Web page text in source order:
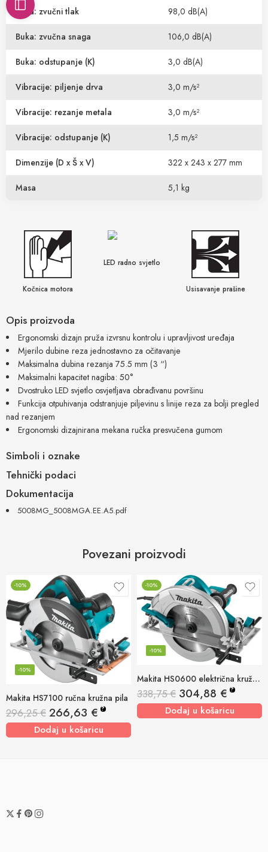
Opis proizvoda
Ergonomski dizajn pruža izvrsnu kontrolu i upravljivost uređaja
Mjerilo dubine reza jednostavno za očitavanje
Maksimalna dubina rezanja 75.5 mm (3 “)
Maksimalni kapacitet nagiba: 50°
Dvostruko LED svjetlo osvjetljava obrađivanu površinu
Funkcija otpuhivanja odstranjuje piljevinu s linije reza za bolji pregled
nad rezanjem
Ergonomski dizajnirana mekana ručka presvučena gumom
Simboli i oznake
Kočnica motora
LED radno svjetlo
Usisavanje prašine
Tehnički podaci
Buka: zvučni tlak 98,0 dB(A)
Buka: zvučna snaga 106,0 dB(A)
Buka: odstupanje (K) 3,0 dB(A)
Vibracije: piljenje drva 3,0 m/s²
Vibracije: rezanje metala 3,0 m/s²
Vibracije: odstupanje (K) 1,5 m/s²
Dimenzije (D x Š x V) 322 x 243 x 277 mm
Masa 5,1 kg
Dokumentacija
5008MG_5008MGA.EE.A5.pdf
Povezani proizvodi
-10%
Makita HS7100 ručna kružna pila
-10%
296,25€ 266,63 € ?
Dodaj u košaricu
-10%
Makita HS0600 električna kružna pila
-10%
338,75€ 304,88 € ?
Dodaj u košaricu